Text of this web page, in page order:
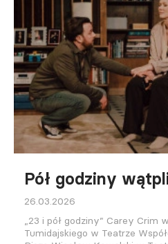
Pół godziny
26.03.2026
„23 i pół godziny” Carey Crim
Tumidajskiego w Teatrze